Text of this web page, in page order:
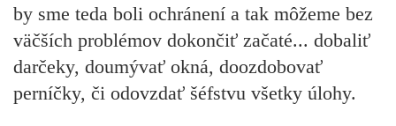
by sme teda boli ochránení a tak môžeme bez
väčších problémov dokončiť začaté... dobaliť
darčeky, doumývať okná, doozdobovať
perníčky, či odovzdať šéfstvu všetky úlohy.